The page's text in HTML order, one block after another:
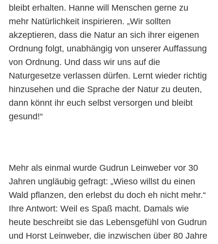
bleibt erhalten. Hanne will Menschen gerne zu
mehr Natürlichkeit inspirieren. „Wir sollten
akzeptieren, dass die Natur an sich ihrer eigenen
Ordnung folgt, unabhängig von unserer Auffassung
von Ordnung. Und dass wir uns auf die
Naturgesetze verlassen dürfen. Lernt wieder richtig
hinzusehen und die Sprache der Natur zu deuten,
dann könnt ihr euch selbst versorgen und bleibt
gesund!“
Mehr als einmal wurde Gudrun Leinweber vor 30
Jahren ungläubig gefragt: „Wieso willst du einen
Wald pflanzen, den erlebst du doch eh nicht mehr.“
Ihre Antwort: Weil es Spaß macht. Damals wie
heute beschreibt sie das Lebensgefühl von Gudrun
und Horst Leinweber, die inzwischen über 80 Jahre